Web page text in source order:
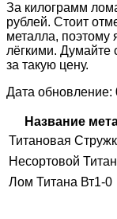
За килограмм
рублей. Стоит
металла, поэтому
лёгкими. Думайте
за такую цену.
Дата обновление:
Название
Титановая
Несортовой
Лом Титана Вт1-0